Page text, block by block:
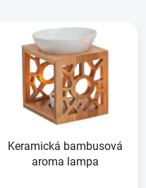
Keramická bambusová
aroma lampa